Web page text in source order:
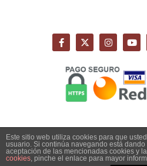
Copyright 2026 - Santuario
info@cerrodelosangeles.es -AVISO
POLÍTICA COOKIES- POLÍTICA DE
Este sitio web utiliza cookies para que
usuario. Si continúa navegando está
aceptación de las mencionadas cookies y
cookies, pinche el enlace para mayor